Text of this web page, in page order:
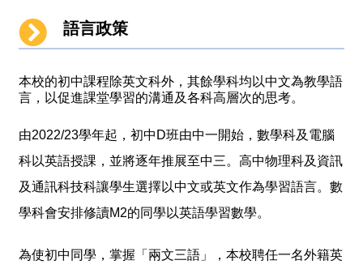
語言政策
本校的初中課程除英文科外，其餘學科均以中文為教學語
言，以促進課堂學習的溝通及各科高層次的思考。
由2022/23學年起，初中D班由中一開始，數學科及電腦
科以英語授課，並將逐年推展至中三。高中物理科及資訊
及通訊科技科讓學生選擇以中文或英文作為學習語言。數
學科會安排修讀M2的同學以英語學習數學。
為使初中同學，掌握「兩文三語」，本校聘任一名外籍英